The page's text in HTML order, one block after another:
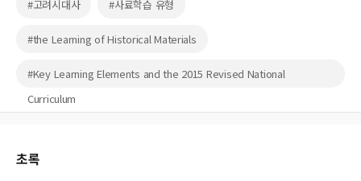
#고려시대사 #사료학습 유형
#the Learning of Historical Materials
#Key Learning Elements and the 2015 Revised National
Curriculum
초록